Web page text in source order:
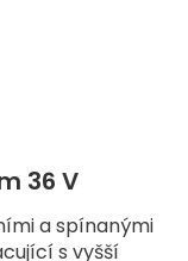
36 V
a spínanými
s vyšší